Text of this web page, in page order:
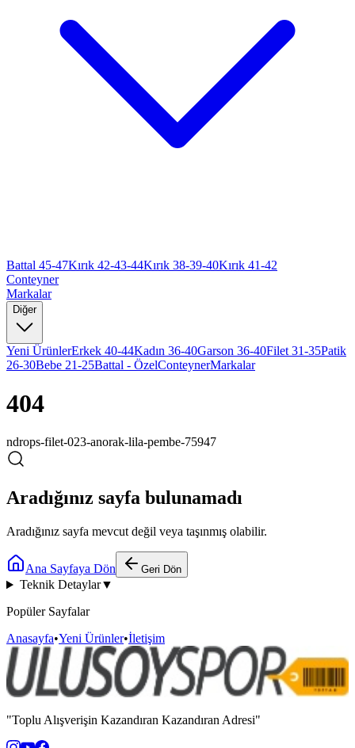
Battal 45-47Kırık 42-43-44Kırık 38-39-40Kırık 41-42
Conteyner
Markalar
Diğer
Yeni ÜrünlerErkek 40-44Kadın 36-40Garson 36-40Filet 31-35Patik
26-30Bebe 21-25Battal - ÖzelConteynerMarkalar
404
ndrops-filet-023-anorak-lila-pembe-75947
Aradığınız sayfa bulunamadı
Aradığınız sayfa mevcut değil veya taşınmış olabilir.
Ana Sayfaya Dön Geri Dön
Teknik Detaylar▼
Popüler Sayfalar
Anasayfa•Yeni Ürünler•İletişim
"Toplu Alışverişin Kazandıran Kazandıran Adresi"